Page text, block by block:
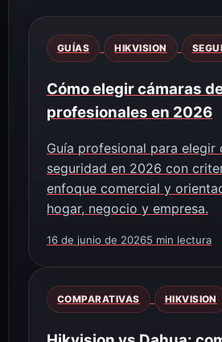
GUÍAS HIKVISION
Cómo elegir cámaras
profesionales en 2026
Guía profesional para elegir
seguridad en 2026 con
enfoque comercial y
hogar, negocio y empresa.
16 de junio de 20265 min lectura
COMPARATIVAS HIKVISION